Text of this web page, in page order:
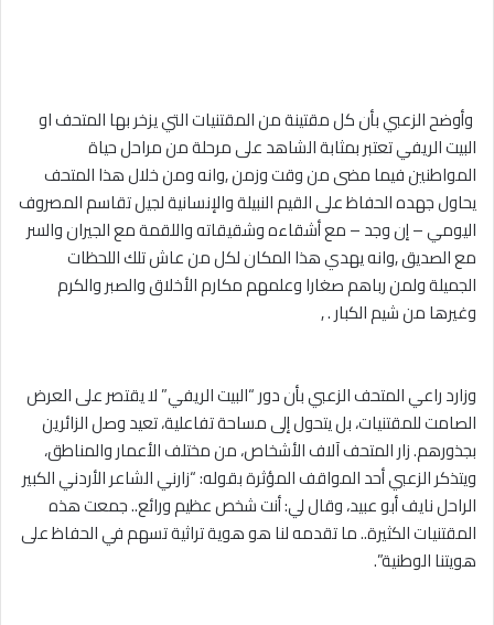
‎ وأوضح الزعبي بأن كل مقتينة من المقتنيات التي يزخر بها المتحف او
البيت الريفي تعتبر بمثابة الشاهد على مرحلة من مراحل حياة
المواطنين فيما مضى من وقت وزمن ,وانه ومن خلال هذا المتحف
يحاول جهده الحفاظ على القيم النبيلة والإنسانية لجيل تقاسم المصروف
اليومي – إن وجد – مع أشقاءه وشقيقاته واللقمة مع الجيران والسر
مع الصديق ,وانه يهدي هذا المكان لكل من عاش تلك اللحظات
الجميلة ولمن رباهم صغارا وعلمهم مكارم الأخلاق والصبر والكرم
وغيرها من شيم الكبار . ,
‎وزارد راعي المتحف الزعبي بأن دور “البيت الريفي” لا يقتصر على العرض
الصامت للمقتنيات، بل يتحول إلى مساحة تفاعلية، تعيد وصل الزائرين
بجذورهم. زار المتحف آلاف الأشخاص، من مختلف الأعمار والمناطق،
ويتذكر الزعبي أحد المواقف المؤثرة بقوله: “زارني الشاعر الأردني الكبير
الراحل نايف أبو عبيد، وقال لي: أنت شخص عظيم ورائع.. جمعت هذه
المقتنيات الكثيرة.. ما تقدمه لنا هو هوية تراثية تسهم في الحفاظ على
هويتنا الوطنية”.